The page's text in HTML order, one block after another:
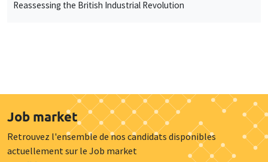
Reassessing the British Industrial Revolution
Job market
Retrouvez l'ensemble de nos candidats disponibles
actuellement sur le Job market